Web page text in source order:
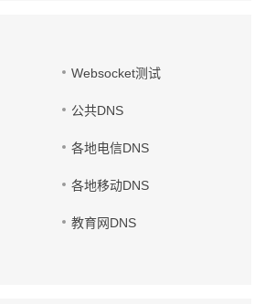
Websocket测试
公共DNS
各地电信DNS
各地移动DNS
教育网DNS